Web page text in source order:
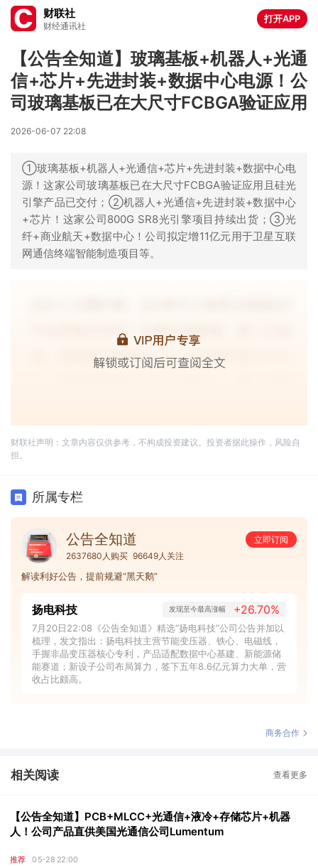
财联社
财经通讯社
打开APP
【公告全知道】玻璃基板+机器人+光通
信+芯片+先进封装+数据中心电源！公
司玻璃基板已在大尺寸FCBGA验证应用
2026-06-07 22:08
①玻璃基板+机器人+光通信+芯片+先进封装+数据中心电
源！这家公司玻璃基板已在大尺寸FCBGA验证应用且硅光
引擎产品已交付；②机器人+光通信+先进封装+数据中心
+芯片！这家公司800G SR8光引擎项目持续出货；③光
纤+商业航天+数据中心！公司拟定增11亿元用于卫星互联
网通信终端智能制造项目等。
财联社声明：文章内容仅供参考，不构成投资建议。投资者据此操作，风险自
担。
所属专栏
公告全知道
立即订阅
2637680人购买 96649人关注
解读利好公告，提前规避“黑天鹅”
扬电科技 发现至今最高涨幅 +26.70%
7月20日22:08《公告全知道》精选“扬电科技”公司公告并加以
梳理，发文指出：扬电科技主营节能变压器、铁心、电磁线，
手握非晶变压器核心专利，产品适配数据中心基建、新能源储
能赛道；新设子公司布局算力，签下五年8.6亿元算力大单，营
收占比颇高。
商务合作
相关阅读 查看更多
【公告全知道】PCB+MLCC+光通信+液冷+存储芯片+机器
人！公司产品直供美国光通信公司Lumentum
推荐 05-28 22:00